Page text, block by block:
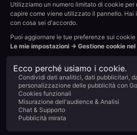
Accordo sul
servizio (SLA)